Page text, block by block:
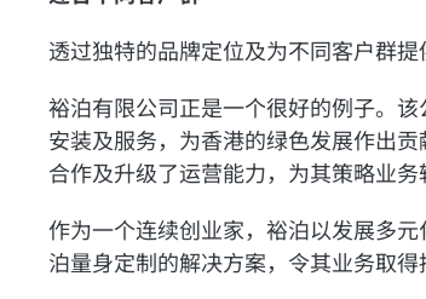
透过独特的品牌定位及为不同客户群提
裕泊有限公司正是一个很好的例子。
安装及服务，为香港的绿色发展作出
合作及升级了运营能力，为其策略业务
作为一个连续创业家，裕泊以发展多
泊量身定制的解决方案，令其业务取得